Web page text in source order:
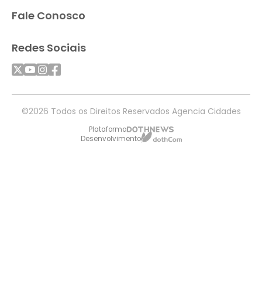
Fale Conosco
Redes Sociais
©2026 Todos os Direitos Reservados Agencia Cidades
Plataforma
Desenvolvimento